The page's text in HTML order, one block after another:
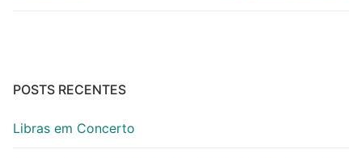
POSTS RECENTES
Libras em Concerto